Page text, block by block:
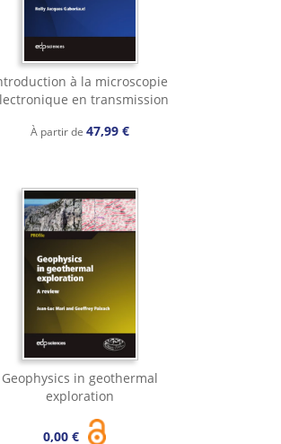
à la microscopie
en transmission
À partir de 47,99 €
Geophysics in geothermal
exploration
0,00 €